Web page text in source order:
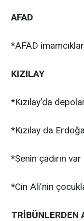
AFAD
*AFAD
KIZILAY
*Kızılay’da
*Kızılay da
*Senin çadırın
*Cin Ali’nin
TRİBÜNLERDEN